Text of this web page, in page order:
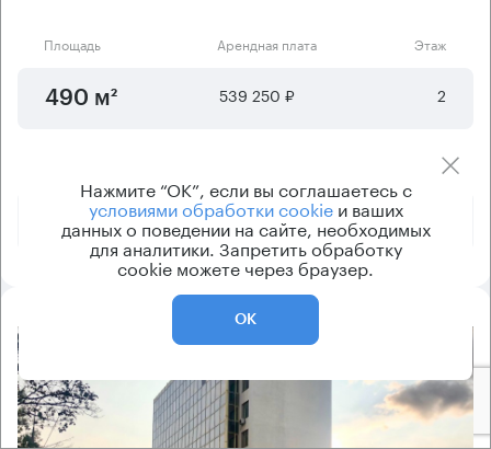
Площадь Арендная плата Этаж
490 м² 539 250 ₽ 2
2 - 3
921 м² 959 380 ₽
Нажмите “ОК”, если вы соглашаетесь с
условиями обработки cookieи ваших
данных о поведении на сайте, необходимых
для аналитики. Запретить обработку
cookie можете через браузер.
ОК